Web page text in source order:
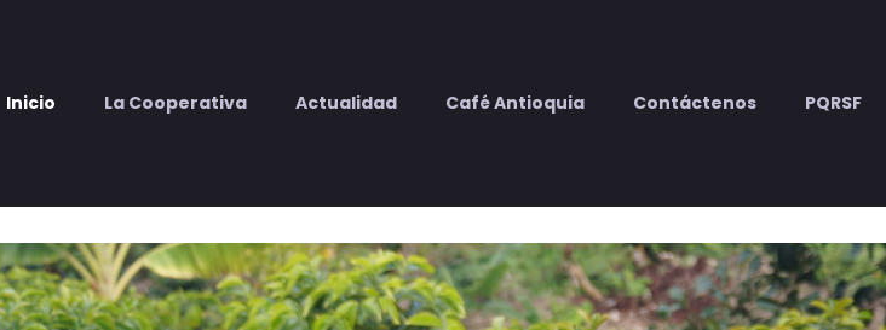
Inicio La Cooperativa Actualidad Café Antioquia Contáctenos PQRSF